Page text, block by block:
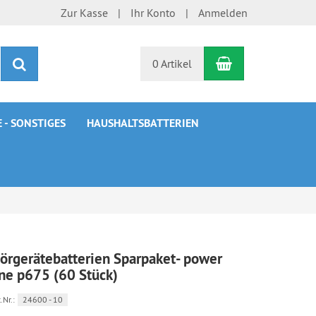
Zur Kasse Ihr Konto Anmelden
0 Artikel Warenkorb
- SONSTIGES HAUSHALTSBATTERIEN
Sparpaket- power
p675 (60 Stück)
24600 - 10